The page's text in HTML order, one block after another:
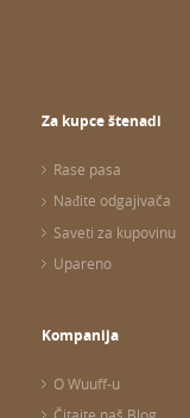
Za kupce štenadi
Rase pasa
Nađite odgajivača
Saveti za kupovinu
Upareno
Kompanija
O Wuuff-u